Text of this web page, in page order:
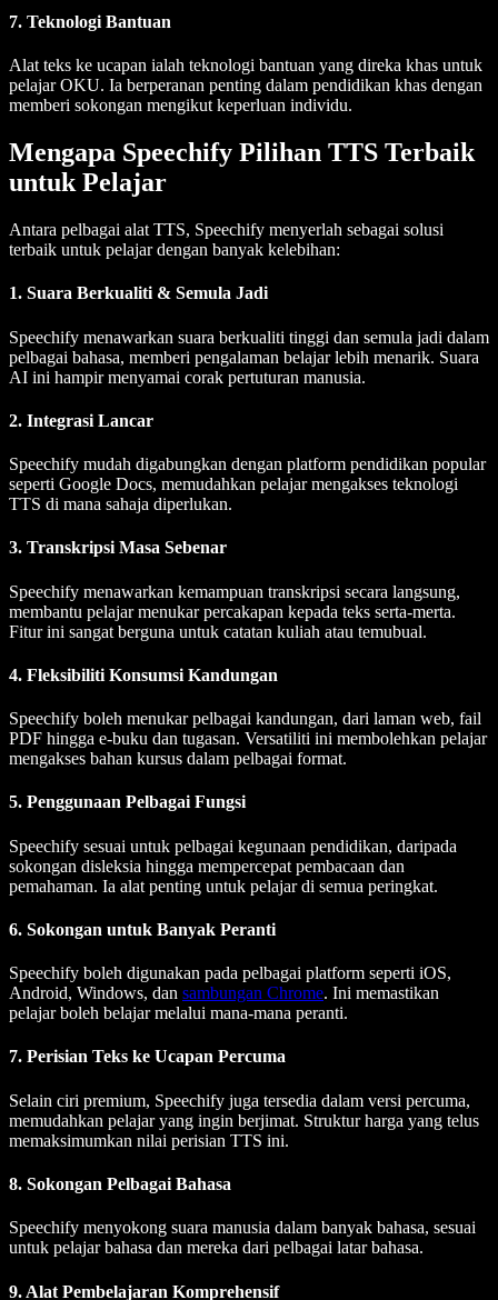
7. Teknologi Bantuan
Alat teks ke ucapan ialah teknologi bantuan yang direka khas untuk
pelajar OKU. Ia berperanan penting dalam pendidikan khas dengan
memberi sokongan mengikut keperluan individu.
Mengapa Speechify Pilihan TTS Terbaik
untuk Pelajar
Antara pelbagai alat TTS, Speechify menyerlah sebagai solusi
terbaik untuk pelajar dengan banyak kelebihan:
1. Suara Berkualiti & Semula Jadi
Speechify menawarkan suara berkualiti tinggi dan semula jadi dalam
pelbagai bahasa, memberi pengalaman belajar lebih menarik. Suara
AI ini hampir menyamai corak pertuturan manusia.
2. Integrasi Lancar
Speechify mudah digabungkan dengan platform pendidikan popular
seperti Google Docs, memudahkan pelajar mengakses teknologi
TTS di mana sahaja diperlukan.
3. Transkripsi Masa Sebenar
Speechify menawarkan kemampuan transkripsi secara langsung,
membantu pelajar menukar percakapan kepada teks serta-merta.
Fitur ini sangat berguna untuk catatan kuliah atau temubual.
4. Fleksibiliti Konsumsi Kandungan
Speechify boleh menukar pelbagai kandungan, dari laman web, fail
PDF hingga e-buku dan tugasan. Versatiliti ini membolehkan pelajar
mengakses bahan kursus dalam pelbagai format.
5. Penggunaan Pelbagai Fungsi
Speechify sesuai untuk pelbagai kegunaan pendidikan, daripada
sokongan disleksia hingga mempercepat pembacaan dan
pemahaman. Ia alat penting untuk pelajar di semua peringkat.
6. Sokongan untuk Banyak Peranti
Speechify boleh digunakan pada pelbagai platform seperti iOS,
Android, Windows, dan sambungan Chrome. Ini memastikan
pelajar boleh belajar melalui mana-mana peranti.
7. Perisian Teks ke Ucapan Percuma
Selain ciri premium, Speechify juga tersedia dalam versi percuma,
memudahkan pelajar yang ingin berjimat. Struktur harga yang telus
memaksimumkan nilai perisian TTS ini.
8. Sokongan Pelbagai Bahasa
Speechify menyokong suara manusia dalam banyak bahasa, sesuai
untuk pelajar bahasa dan mereka dari pelbagai latar bahasa.
9. Alat Pembelajaran Komprehensif